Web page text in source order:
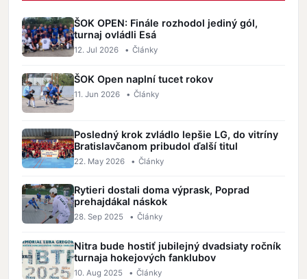
ŠOK OPEN: Finále rozhodol jediný gól,
turnaj ovládli Esá
12. Jul 2026 • Články
ŠOK Open naplní tucet rokov
11. Jun 2026 • Články
Posledný krok zvládlo lepšie LG, do vitríny
Bratislavčanom pribudol ďalší titul
22. May 2026 • Články
Rytieri dostali doma výprask, Poprad
prehajdákal náskok
28. Sep 2025 • Články
Nitra bude hostiť jubilejný dvadsiaty ročník
turnaja hokejových fanklubov
10. Aug 2025 • Články